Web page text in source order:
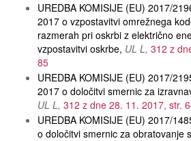
UREDBA KOMISIJE (EU) 2017/
2017 o vzpostavitvi omrežnega
razmerah pri oskrbi z električno
vzpostavitvi oskrbe UL L 312 z
85
UREDBA KOMISIJE (EU) 2017/
2017 o določitvi smernic za
UL L 312 z dne 28. 11. 2017, str.
UREDBA KOMISIJE (EU) 2017/
o določitvi smernic za obratovanje